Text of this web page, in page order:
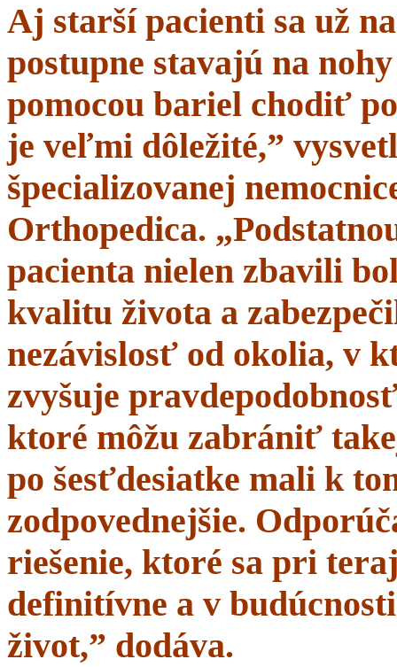
Aj starší pacienti sa už
postupne stavajú na
pomocou bariel chodiť
je veľmi dôležité,”
špecializovanej
Orthopedica.
pacienta nielen zbavili
kvalitu života a
nezávislosť od okolia, v
zvyšuje
ktoré môžu zabrániť
po šesťdesiatke mali k
zodpovednejšie.
riešenie, ktoré sa pri
definitívne a v
život,” dodáva.